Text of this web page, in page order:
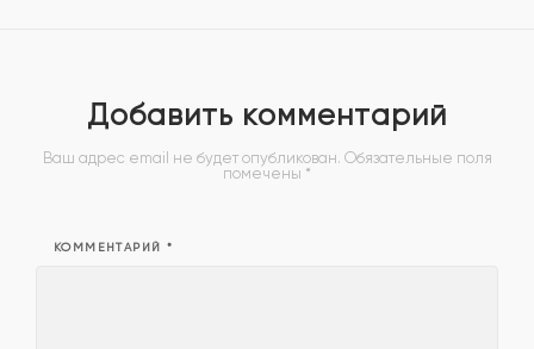
Добавить комментарий
Ваш адрес email не будет опубликован. Обязательные поля
помечены *
КОММЕНТАРИЙ *